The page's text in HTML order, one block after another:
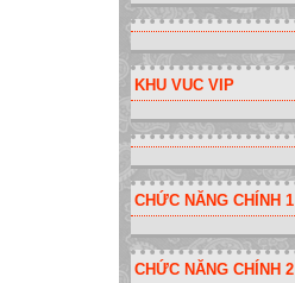
KHU VUC VIP
CHỨC NĂNG CHÍNH 1
CHỨC NĂNG CHÍNH 2